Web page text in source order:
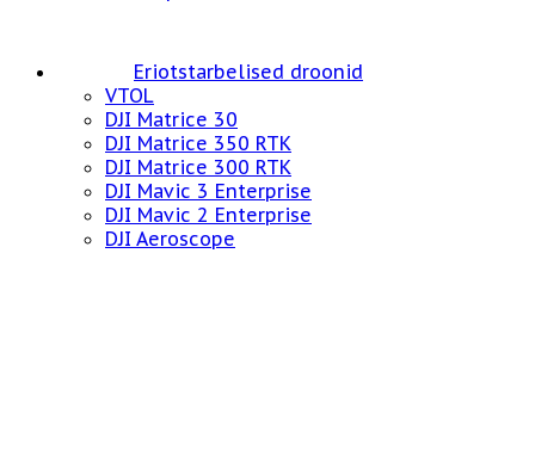
Eriotstarbelised droonid
VTOL
DJI Matrice 30
DJI Matrice 350 RTK
DJI Matrice 300 RTK
DJI Mavic 3 Enterprise
DJI Mavic 2 Enterprise
DJI Aeroscope